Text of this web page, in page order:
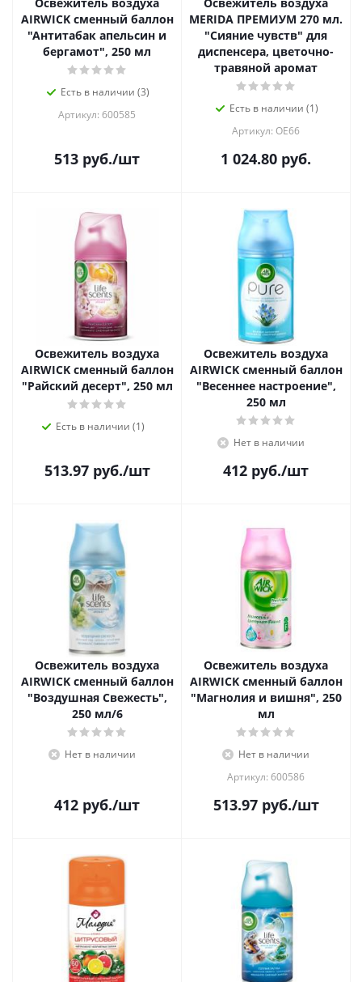
AIRWICK сменный баллон
"Антитабак апельсин и
бергамот", 250 мл
Есть в наличии (3)
Артикул: 600585
513 руб./шт
MERIDA ПРЕМИУМ 270 мл.
"Сияние чувств" для
диспенсера, цветочно-
травяной аромат
Есть в наличии (1)
Артикул: OE66
1 024.80 руб.
Освежитель воздуха
AIRWICK сменный баллон
"Райский десерт", 250 мл
Есть в наличии (1)
513.97руб./шт
Освежитель воздуха
AIRWICK сменный баллон
"Весеннее настроение",
250 мл
Нет в наличии
412 руб./шт
Освежитель воздуха
AIRWICK сменный баллон
"Воздушная Свежесть",
250 мл/6
Нет в наличии
412 руб./шт
Освежитель воздуха
AIRWICK сменный баллон
"Магнолия и вишня", 250
мл
Нет в наличии
Артикул: 600586
513.97руб./шт